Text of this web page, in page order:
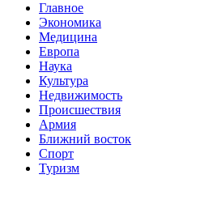
Главное
Экономика
Медицина
Европа
Наука
Культура
Недвижимость
Происшествия
Армия
Ближний восток
Спорт
Туризм